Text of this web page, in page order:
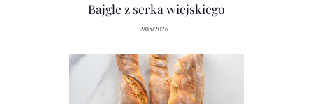
Bajgle z serka wiejskiego
12/05/2026